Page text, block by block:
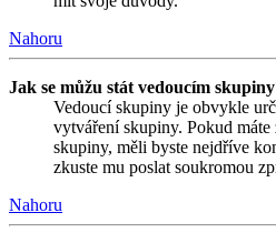
Nahoru
Jak se můžu stát vedoucím
Vedoucí skupiny je obvykle
vytváření skupiny. Pokud
skupiny, měli byste nejdříve
zkuste mu poslat soukromou
Nahoru